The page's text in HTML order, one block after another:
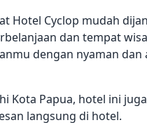
Hotel Cyclop mudah
dan tempat
dengan nyaman dan
Kota Papua, hotel ini juga
langsung di hotel.